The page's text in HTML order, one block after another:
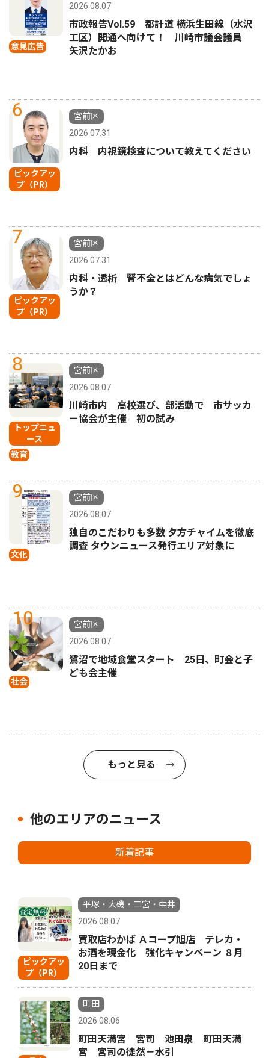
意見広告
2026.08.07
市政報告Vol.59 都計道 横浜生田線（水沢
工区）開通へ向けて！ 川崎市議会議員
矢沢たかお
6
ピックアッ
プ（PR）
宮前区
2026.07.31
内科 内視鏡検査について教えてください
7
ピックアッ
プ（PR）
宮前区
2026.07.31
内科・透析 腎不全とはどんな病気でしょ
うか？
8
トップニュ
ース
教育
宮前区
2026.08.07
川崎市内 高校選び、部活動で 市サッカ
ー協会が主催 初の試み
9
文化
宮前区
2026.08.07
独自のこだわりも多数 夕方チャイムを徹底
調査 タウンニュース発行エリア対象に
10
社会
宮前区
2026.08.07
鷺沼で地域食堂スタート 25日、町会と子
ども会主催
もっと見る
他のエリアのニュース
新着記事
ピックアッ
プ（PR）
平塚・大磯・二宮・中井
2026.08.07
買取店わかば Ａコープ旭店 テレカ・
お酒を現金化 強化キャンペーン ８月
20日まで
町田
2026.08.06
町田天満宮 宮司 池田泉 町田天満
宮 宮司の徒然－水引